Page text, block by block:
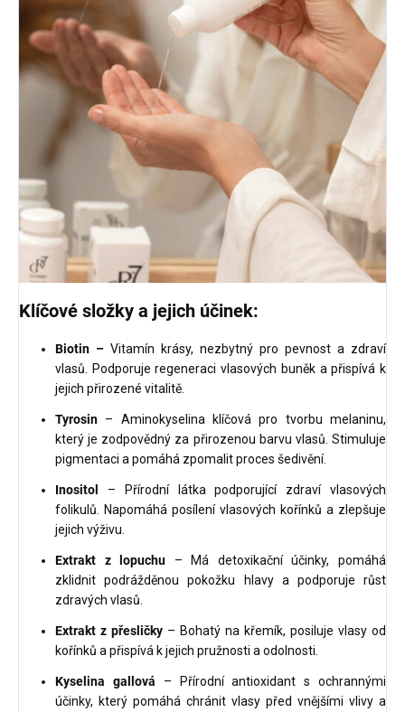
Klíčové složky a jejich účinek:
Biotin – Vitamín krásy, nezbytný pro pevnost a zdraví
vlasů. Podporuje regeneraci vlasových buněk a přispívá k
jejich přirozené vitalitě.
Tyrosin – Aminokyselina klíčová pro tvorbu melaninu,
který je zodpovědný za přirozenou barvu vlasů. Stimuluje
pigmentaci a pomáhá zpomalit proces šedivění.
Inositol
– Přírodní látka podporující zdraví vlasových
folikulů. Napomáhá posílení vlasových kořínků a zlepšuje
jejich výživu.
Extrakt z lopuchu – Má detoxikační účinky, pomáhá
zklidnit podrážděnou pokožku hlavy a podporuje růst
zdravých vlasů.
Extrakt z přesličky – Bohatý na křemík, posiluje vlasy od
kořínků a přispívá k jejich pružnosti a odolnosti.
Kyselina gallová – Přírodní antioxidant s ochrannými
účinky, který pomáhá chránit vlasy před vnějšími vlivy a